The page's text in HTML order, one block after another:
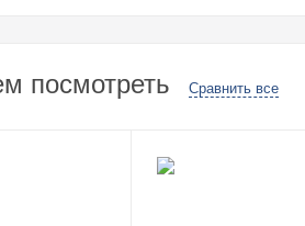
посмотреть Сравнить все